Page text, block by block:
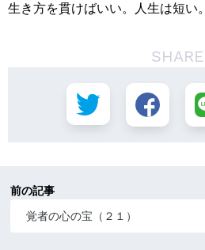
生き方を貫けばいい。人生は短い。
SHARE
前の記事
覚者の心の宝（２１）